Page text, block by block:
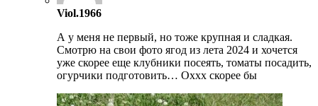
Viol.1966
А у меня не первый, но тоже крупная и сладкая.
Смотрю на свои фото ягод из лета 2024 и хочется
уже скорее еще клубники посеять, томаты посадить,
огурчики подготовить… Оххх скорее бы